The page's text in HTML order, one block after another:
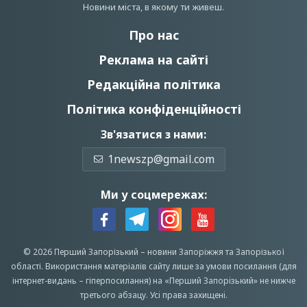
Новини мiста, в якому ти живеш.
Про нас
Реклама на сайті
Редакційна політика
Політика конфіденційності
Зв'язатися з нами:
1newszp@gmail.com
Ми у соцмережах:
© 2026 Перший Запорізький – новини Запоріжжята Запорізької
області. Використання матеріалів сайту лише за умови посилання (для
інтернет-видань – гіперпосилання) на «Перший Запорiзький» не нижче
третього абзацу. Усi права захищенi.